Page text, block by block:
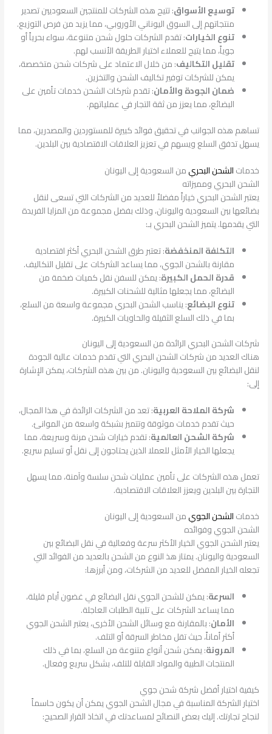
توسيع الأسواق: تتيح هذه الشركات للمنتجين السعوديين تصدير
منتجاتهم إلى السوق اليوناني الأوروبي، مما يزيد من فرص التوزيع.
تنوع الخيارات: تقدم الشركات حلول شحن متنوعة، سواء بحرياً أو
جوياً، مما يتيح للعملاء اختيار الطريقة الأنسب لهم.
تقليل التكاليف: من خلال الاعتماد على شركات شحن متخصصة،
يمكن للشركات توفير تكاليف الشحن والتخزين.
ضمان الجودة والأمان: تقدم شركات الشحن خدمات تأمين على
البضائع، مما يعزز من ثقة التجار في عملياتهم.
تساهم هذه الجوانب في تحقيق فوائد كبيرة للمستوردين والمصدرين، مما
يسهل تدفق السلع ويسهم في تعزيز العلاقات الاقتصادية بين البلدين.
خدماتالشحن البحريمن السعودية إلى اليونان
الشحن البحري ومميزاته
يعتبر الشحن البحري خياراً مفضلاً للعديد من الشركات التي تسعى لنقل
بضائعها بين السعودية واليونان، وذلك بفضل مجموعة من المزايا الفريدة
التي يقدمها. يتميز الشحن البحري بـ:
التكلفة المنخفضة: تعتبر طرق الشحن البحري أكثر اقتصادية
مقارنة بالشحن الجوي، مما يساعد الشركات على تقليل التكاليف.
قدرة الحمل الكبيرة: يمكن للسفن نقل كميات ضخمة من
البضائع، مما يجعلها مثالية للشحنات الكبيرة.
تنوع البضائع: يناسب الشحن البحري مجموعة واسعة من السلع،
بما في ذلك السلع الثقيلة والحاويات الكبيرة.
شركات الشحن البحري الرائدة من السعودية إلى اليونان
هناك العديد من شركات الشحن البحري التي تقدم خدمات عالية الجودة
لنقل البضائع بين السعودية واليونان. من بين هذه الشركات، يمكن الإشارة
إلى:
شركة الملاحة العربية: تعد من الشركات الرائدة في هذا المجال،
حيث تقدم خدمات موثوقة وتتميز بشبكة واسعة من الموانئ.
شركة الشحن العالمية: تقدم خيارات شحن مرنة وسريعة، مما
يجعلها الخيار الأمثل للعملا الذين يحتاجون إلى نقل أو تسليم سريع.
تعمل هذه الشركات على تأمين عمليات شحن سلسة وآمنة، مما يسهل
التجارة بين البلدين ويعزز العلاقات الاقتصادية.
خدماتالشحن الجويمن السعودية إلى اليونان
الشحن الجوي وفوائده
يعتبر الشحن الجوي الخيار الأكثر سرعة وفعالية في نقل البضائع بين
السعودية واليونان. يمتاز هذ النوع من الشحن بالعديد من الفوائد التي
تجعله الخيار المفضل للعديد من الشركات، ومن أبرزها:
السرعة: يمكن للشحن الجوي نقل البضائع في غضون أيام قليلة،
مما يساعد الشركات على تلبية الطلبات العاجلة.
الأمان: بالمقارنة مع وسائل الشحن الأخرى، يعتبر الشحن الجوي
أكثر أماناً، حيث تقل مخاطر السرقة أو التلف.
المرونة: يمكن شحن أنواع متنوعة من السلع، بما في ذلك
المنتجات الطبية والمواد القابلة للتلف، بشكل سريع وفعال.
كيفية اختيار أفضل شركة شحن جوي
اختيار الشركة المناسبة في مجال الشحن الجوي يمكن أن يكون حاسماً
لنجاح تجارتك. إليك بعض النصائح لمساعدتك في اتخاذ القرار الصحيح: